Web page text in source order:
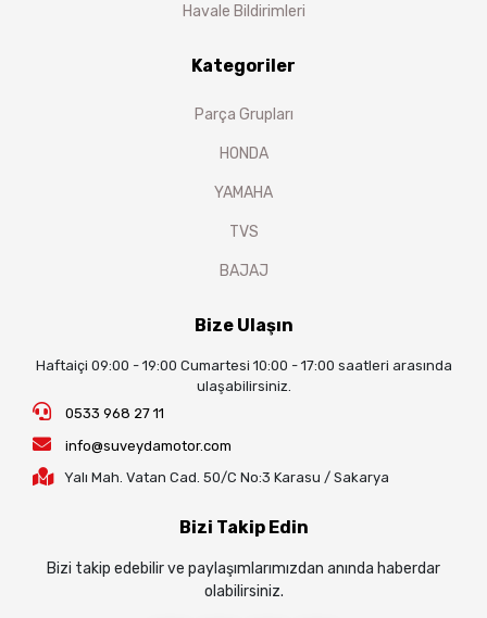
Havale Bildirimleri
Kategoriler
Parça Grupları
HONDA
YAMAHA
TVS
BAJAJ
Bize Ulaşın
Haftaiçi 09:00 - 19:00 Cumartesi 10:00 - 17:00 saatleri arasında
ulaşabilirsiniz.
0533 968 27 11
info@suveydamotor.com
Yalı Mah. Vatan Cad. 50/C No:3 Karasu / Sakarya
Bizi Takip Edin
Bizi takip edebilir ve paylaşımlarımızdan anında haberdar
olabilirsiniz.